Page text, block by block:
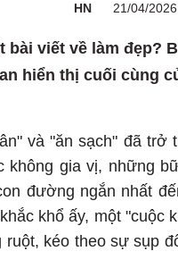
HN 21/04/
bài viết về làm đẹp?
hiển thị cuối cùng
và "ăn sạch" đã trở
không gia vị, những
đường ngắn nhất
khổ ấy, một "cuộc
kéo theo sự sụp